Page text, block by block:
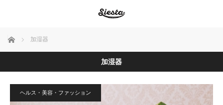
ホーム 加湿器
加湿器
ヘルス・美容・ファッション